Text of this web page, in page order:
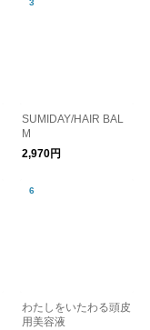
SUMIDAY/HAIR BAL
M
2,970円
わたしをいたわる頭皮
用美容液